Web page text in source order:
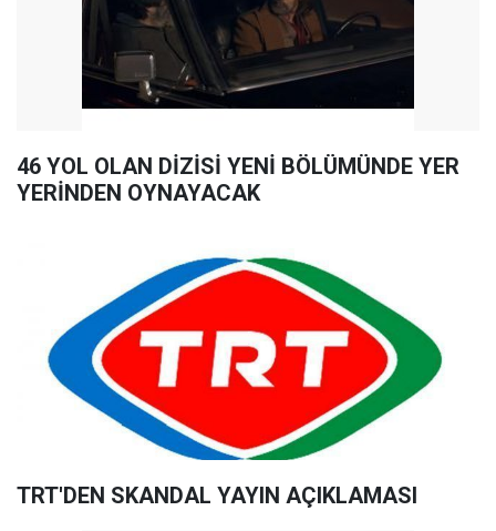
46 YOL OLAN DİZİSİ YENİ BÖLÜMÜNDE YER
YERİNDEN OYNAYACAK
TRT'DEN SKANDAL YAYIN AÇIKLAMASI